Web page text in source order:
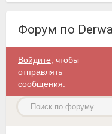
Форум по
Войдите , чтобы
отправлять
сообщения.